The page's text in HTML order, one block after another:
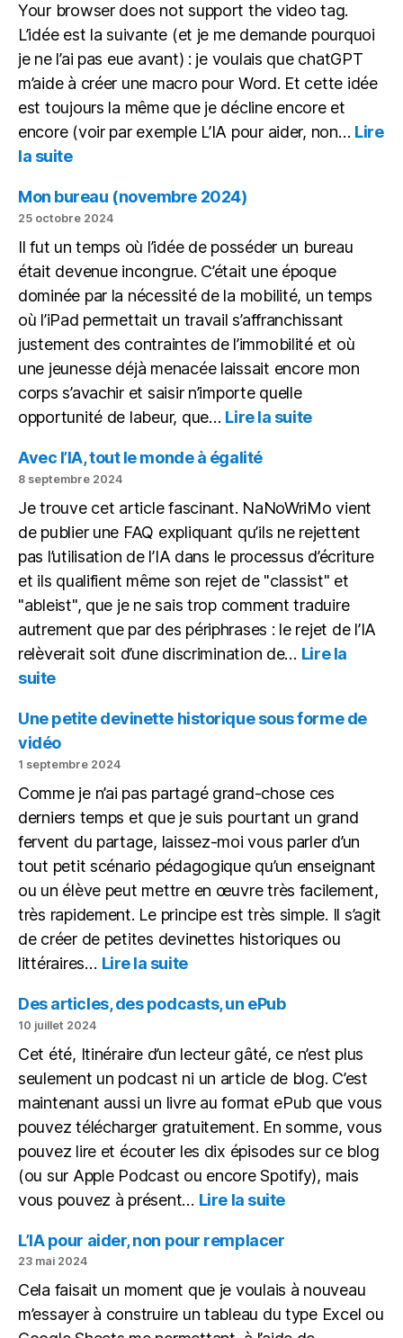
une
IA
en
local
Your browser does not support the video tag.
L’idée est la suivante (et je me demande pourquoi
je ne l’ai pas eue avant) : je voulais que chatGPT
m’aide à créer une macro pour Word. Et cette idée
est toujours la même que je décline encore et
encore (voir par exemple L’IA pour aider, non… Lire
la suite:
une
macro
chatGPT
Mon bureau (novembre 2024)
25 octobre 2024
Il fut un temps où l’idée de posséder un bureau
était devenue incongrue. C’était une époque
dominée par la nécessité de la mobilité, un temps
où l’iPad permettait un travail s’affranchissant
justement des contraintes de l’immobilité et où
une jeunesse déjà menacée laissait encore mon
corps s’avachir et saisir n’importe quelle
opportunité de labeur, que… Lire la suite:
Avec l’IA, tout le monde à égalité
8 septembre 2024
Je trouve cet article fascinant. NaNoWriMo vient
de publier une FAQ expliquant qu’ils ne rejettent
pas l’utilisation de l’IA dans le processus d’écriture
et ils qualifient même son rejet de "classist" et
"ableist", que je ne sais trop comment traduire
autrement que par des périphrases : le rejet de l’IA
relèverait soit d’une discrimination de… Lire la
suite:
l’IA,
tout
le
monde
à
égalité
Une petite devinette historique sous forme de
vidéo
1 septembre 2024
Comme je n’ai pas partagé grand-chose ces
derniers temps et que je suis pourtant un grand
fervent du partage, laissez-moi vous parler d’un
tout petit scénario pédagogique qu’un enseignant
ou un élève peut mettre en œuvre très facilement,
très rapidement. Le principe est très simple. Il s’agit
de créer de petites devinettes historiques ou
littéraires… Lire la suite:
petite
devinette
sous
forme
de
vidéo
Des articles, des podcasts, un ePub
10 juillet 2024
Cet été, Itinéraire d’un lecteur gâté, ce n’est plus
seulement un podcast ni un article de blog. C’est
maintenant aussi un livre au format ePub que vous
pouvez télécharger gratuitement. En somme, vous
pouvez lire et écouter les dix épisodes sur ce blog
(ou sur Apple Podcast ou encore Spotify), mais
vous pouvez à présent… Lire la suite:
articles,
un
ePub
L’IA pour aider, non pour remplacer
23 mai 2024
Cela faisait un moment que je voulais à nouveau
m’essayer à construire un tableau du type Excel ou